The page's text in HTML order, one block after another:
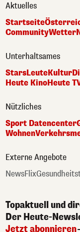
Aktuelles
Startseite
CommunityWetter
Unterhaltsames
StarsLeuteKultur
Heute KinoHeute
Nützliches
Sport Datencenter
Wohnen
Externe Angebote
NewsFlix
Topaktuell und
Der Heute-
Jetzt abonnieren